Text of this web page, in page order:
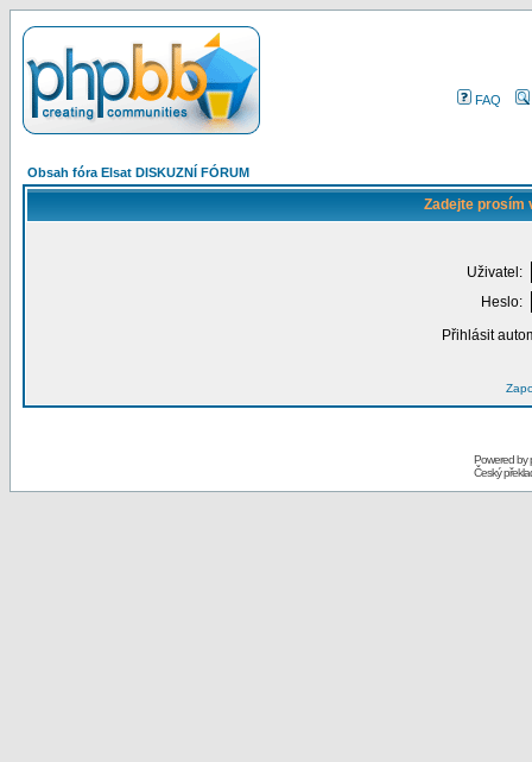
FAQ
Obsah fóra Elsat DISKUZNÍ FÓRUM
Zadejte prosím
Uživatel:
Heslo:
Přihlásit
Powered by
Český